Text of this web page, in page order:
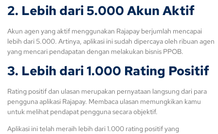
2. Lebih dari 5.000 Akun Aktif
Akun agen yang aktif menggunakan Rajapay berjumlah mencapai
lebih dari 5.000. Artinya, aplikasi ini sudah dipercaya oleh ribuan agen
yang mencari pendapatan dengan melakukan bisnis PPOB.
3. Lebih dari 1.000 Rating Positif
Rating positif dan ulasan merupakan pernyataan langsung dari para
pengguna aplikasi Rajapay. Membaca ulasan memungkikan kamu
untuk melihat pendapat pengguna secara objektif.
Aplikasi ini telah meraih lebih dari 1.000 rating positif yang